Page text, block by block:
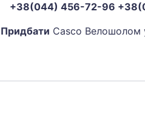
+38(044) 456-72-96
Придбати Casco Велошолом